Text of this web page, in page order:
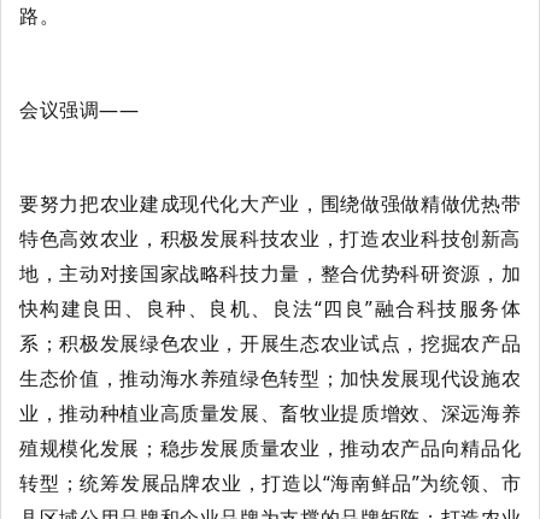
路。
会议强调——
要努力把农业建成现代化大产业 ，围绕做强做精做优热带
特色高效农业，积极发展科技农业，打造农业科技创新高
地，主动对接国家战略科技力量，整合优势科研资源，加
快构建良田、良种、良机、良法“四良”融合科技服务体
系；积极发展绿色农业，开展生态农业试点，挖掘农产品
生态价值，推动海水养殖绿色转型；加快发展现代设施农
业，推动种植业高质量发展、畜牧业提质增效、深远海养
殖规模化发展；稳步发展质量农业，推动农产品向精品化
转型；统筹发展品牌农业，打造以“海南鲜品”为统领、市